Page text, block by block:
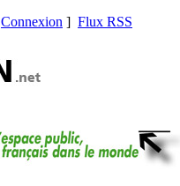
Connexion ] Flux RSS